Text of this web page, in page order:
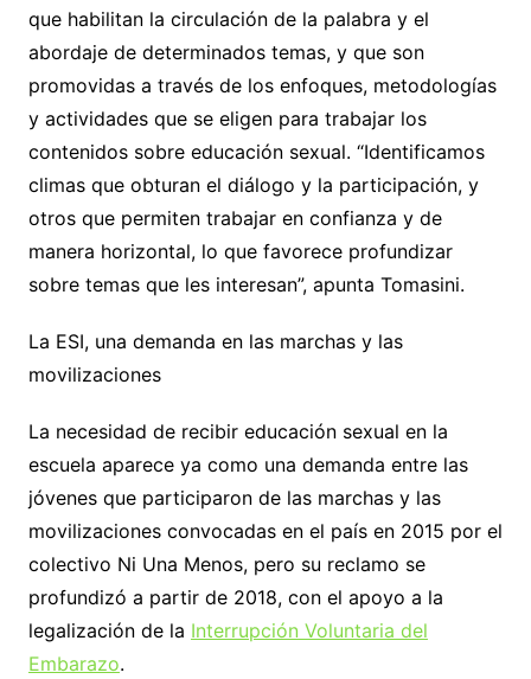
que habilitan la circulación de la palabra y el
abordaje de determinados temas, y que son
promovidas a través de los enfoques, metodologías
y actividades que se eligen para trabajar los
contenidos sobre educación sexual. “Identificamos
climas que obturan el diálogo y la participación, y
otros que permiten trabajar en confianza y de
manera horizontal, lo que favorece profundizar
sobre temas que les interesan”, apunta Tomasini.
La ESI, una demanda en las marchas y las
movilizaciones
La necesidad de recibir educación sexual en la
escuela aparece ya como una demanda entre las
jóvenes que participaron de las marchas y las
movilizaciones convocadas en el país en 2015 por el
colectivo Ni Una Menos, pero su reclamo se
profundizó a partir de 2018, con el apoyo a la
legalización de la Interrupción Voluntaria del
Embarazo.